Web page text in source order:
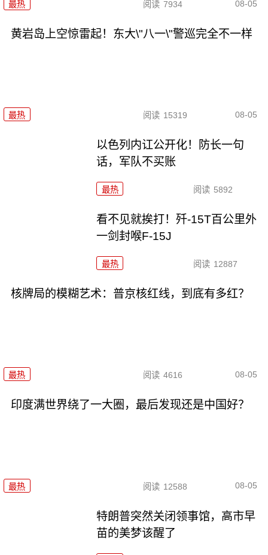
最热 阅读 7934 08-05
黄岩岛上空惊雷起！东大\"八一\"警巡完全不一样
最热 阅读 15319 08-05
以色列内讧公开化！防长一句
话，军队不买账
最热 阅读 5892
看不见就挨打！歼-15T百公里外
一剑封喉F-15J
最热 阅读 12887
核牌局的模糊艺术：普京核红线，到底有多红？
最热 阅读 4616 08-05
印度满世界绕了一大圈，最后发现还是中国好？
最热 阅读 12588 08-05
特朗普突然关闭领事馆，高市早
苗的美梦该醒了